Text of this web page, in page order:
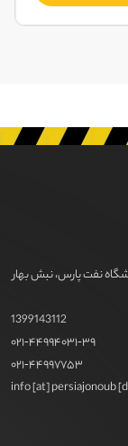
پالایشگاه نفت پارس، نبش بهار
1399143112
021-44994031-39
021-44997753
info [at] persiajonoub